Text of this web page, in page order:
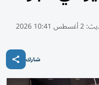
2 أغسطس 10:41 2026
شارك